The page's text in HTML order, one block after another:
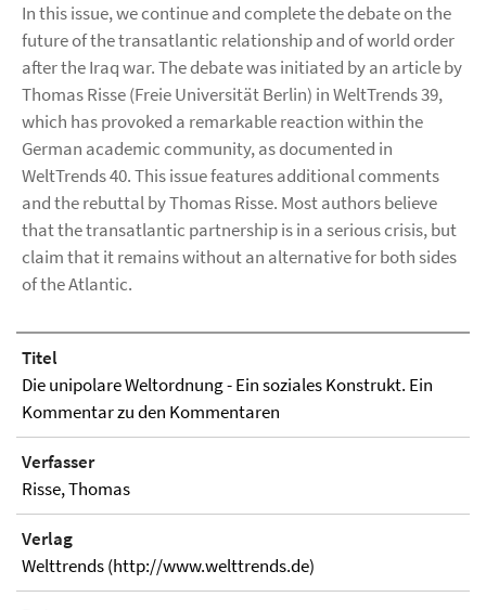
In this issue, we continue and complete the debate on the
future of the transatlantic relationship and of world order
after the Iraq war. The debate was initiated by an article by
Thomas Risse (Freie Universität Berlin) in WeltTrends 39,
which has provoked a remarkable reaction within the
German academic community, as documented in
WeltTrends 40. This issue features additional comments
and the rebuttal by Thomas Risse. Most authors believe
that the transatlantic partnership is in a serious crisis, but
claim that it remains without an alternative for both sides
of the Atlantic.
Titel
Die unipolare Weltordnung - Ein soziales Konstrukt. Ein
Kommentar zu den Kommentaren
Verfasser
Risse, Thomas
Verlag
Welttrends (http://www.welttrends.de)